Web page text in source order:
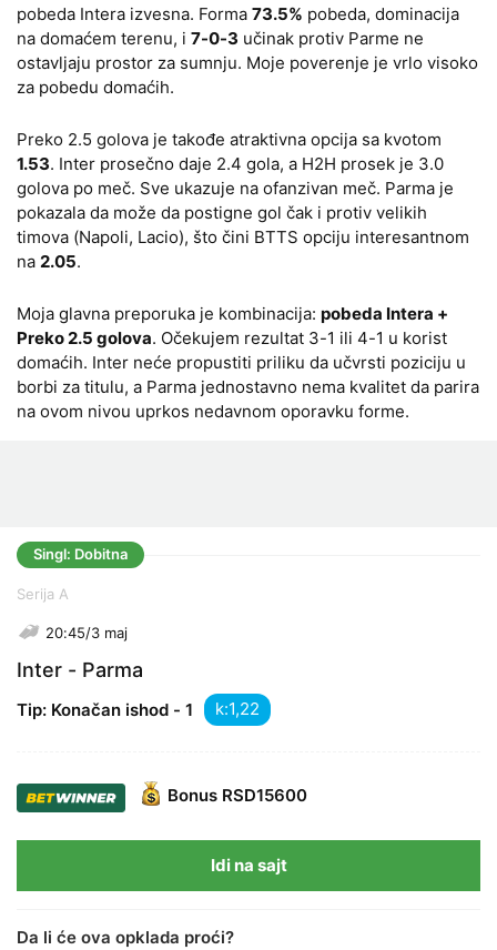
pobeda Intera izvesna. Forma 73.5% pobeda, dominacija
na domaćem terenu, i 7-0-3 učinak protiv Parme ne
ostavljaju prostor za sumnju. Moje poverenje je vrlo visoko
za pobedu domaćih.
Preko 2.5 golova je takođe atraktivna opcija sa kvotom
1.53. Inter prosečno daje 2.4 gola, a H2H prosek je 3.0
golova po meč. Sve ukazuje na ofanzivan meč. Parma je
pokazala da može da postigne gol čak i protiv velikih
timova (Napoli, Lacio), što čini BTTS opciju interesantnom
na 2.05.
Moja glavna preporuka je kombinacija: pobeda Intera +
Preko 2.5 golova. Očekujem rezultat 3-1 ili 4-1 u korist
domaćih. Inter neće propustiti priliku da učvrsti poziciju u
borbi za titulu, a Parma jednostavno nema kvalitet da parira
na ovom nivou uprkos nedavnom oporavku forme.
Singl: Dobitna
Serija A
20:45/3 maj
Inter - Parma
Tip: Konačan ishod - 1 k:
Bonus RSD15600
Idi na sajt
Da li će ova opklada proći?